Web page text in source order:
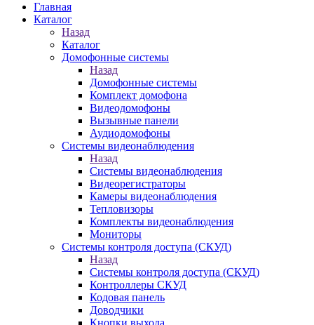
Главная
Каталог
Назад
Каталог
Домофонные системы
Назад
Домофонные системы
Комплект домофона
Видеодомофоны
Вызывные панели
Аудиодомофоны
Системы видеонаблюдения
Назад
Системы видеонаблюдения
Видеорегистраторы
Камеры видеонаблюдения
Тепловизоры
Комплекты видеонаблюдения
Мониторы
Системы контроля доступа (СКУД)
Назад
Системы контроля доступа (СКУД)
Контроллеры СКУД
Кодовая панель
Доводчики
Кнопки выхода